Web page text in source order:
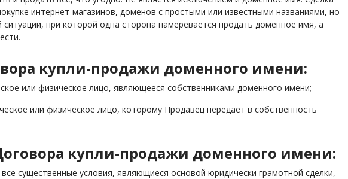
интернет-магазинов, доменов с простыми или известными названиями, но
при которой одна сторона намеревается продать доменное имя, а
купли-продажи доменного имени:
или физическое лицо, являющееся собственниками доменного имени;
или физическое лицо, которому Продавец передает в собственность
купли-продажи доменного имени:
существенные условия, являющиеся основой юридически грамотной сделки,